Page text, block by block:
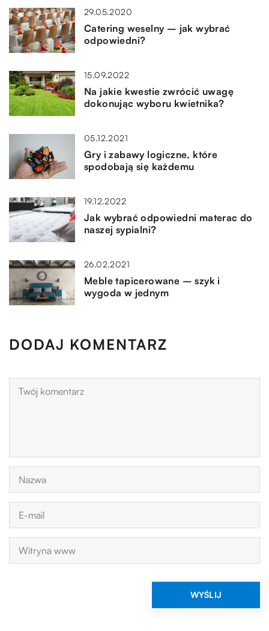
29.05.2020
Catering weselny – jak wybrać
odpowiedni?
15.09.2022
Na jakie kwestie zwrócić uwagę
dokonując wyboru kwietnika?
05.12.2021
Gry i zabawy logiczne, które
spodobają się każdemu
19.12.2022
Jak wybrać odpowiedni materac do
naszej sypialni?
26.02.2021
Meble tapicerowane – szyk i
wygoda w jednym
DODAJ KOMENTARZ